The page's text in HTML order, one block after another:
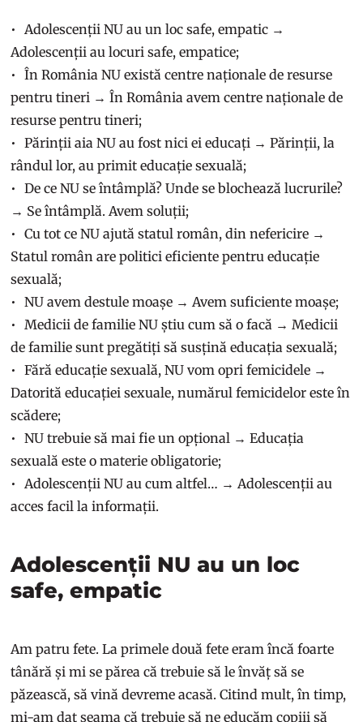
Adolescenții NU au un loc safe, empatic →
Adolescenții au locuri safe, empatice;
În România NU există centre naționale de resurse
pentru tineri → În România avem centre naționale de
resurse pentru tineri;
Părinții aia NU au fost nici ei educați → Părinții, la
rândul lor, au primit educație sexuală;
De ce NU se întâmplă? Unde se blochează lucrurile?
→ Se întâmplă. Avem soluții;
Cu tot ce NU ajută statul român, din nefericire →
Statul român are politici eficiente pentru educație
sexuală;
NU avem destule moașe → Avem suficiente moașe;
Medicii de familie NU știu cum să o facă → Medicii
de familie sunt pregătiți să susțină educația sexuală;
Fără educație sexuală, NU vom opri femicidele →
Datorită educației sexuale, numărul femicidelor este în
scădere;
NU trebuie să mai fie un opțional → Educația
sexuală este o materie obligatorie;
Adolescenții NU au cum altfel… → Adolescenții au
acces facil la informații.
Adolescenții NU au un loc
safe, empatic
Am patru fete. La primele două fete eram încă foarte
tânără și mi se părea că trebuie să le învăț să se
păzească, să vină devreme acasă. Citind mult, în timp,
mi-am dat seama că trebuie să ne educăm copiii să